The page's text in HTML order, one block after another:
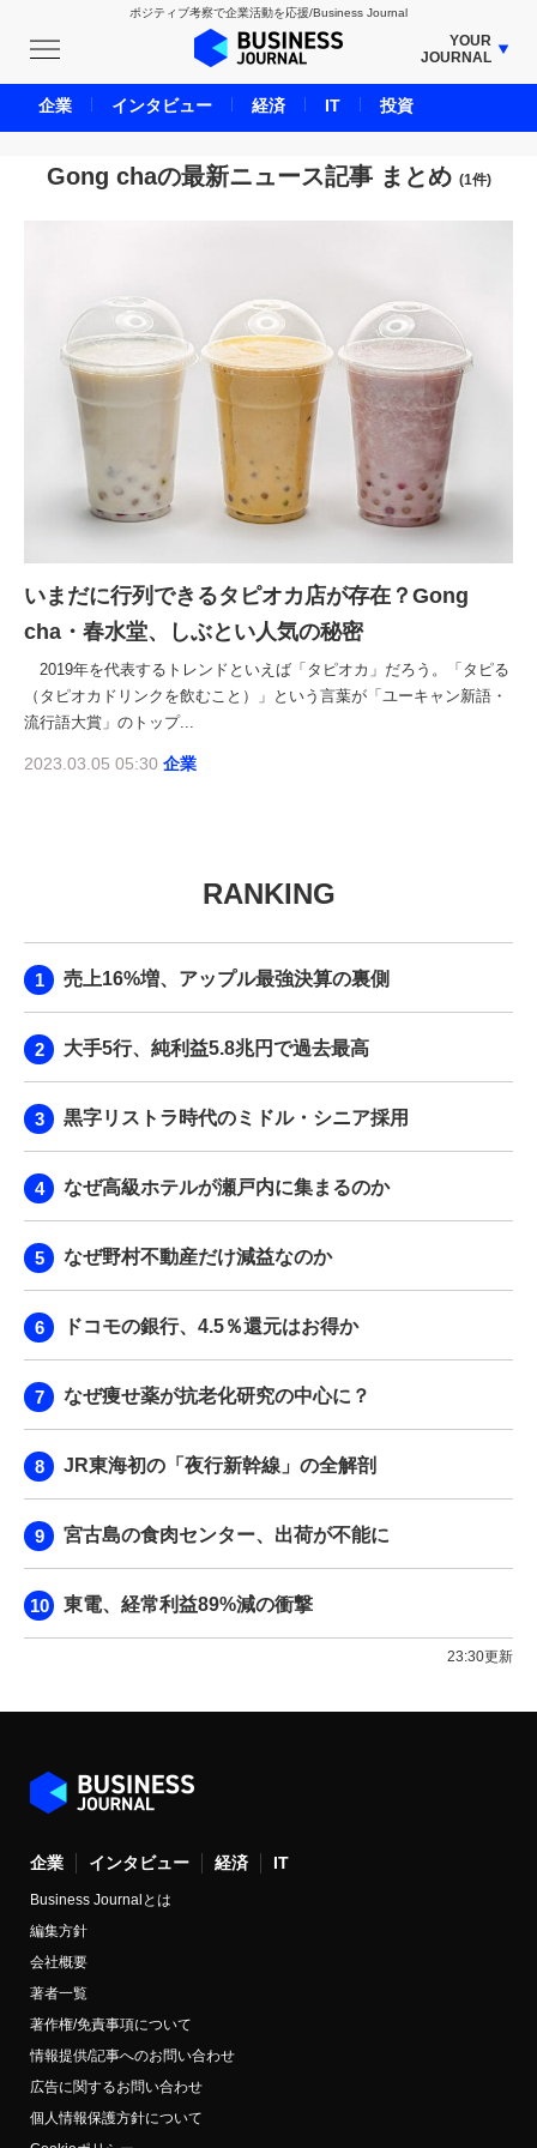
ポジティブ考察で企業活動を応援/Business Journal
YOUR
JOURNAL
BUSINESS JOURNAL
UNICORN JOURNAL
CARBON CREDITS JOURNAL
LIFE ENDING JOURNAL
AI JOURNAL
REAL ESTATE BROKERAGE JOURNAL
SMART MARKETING JOURNAL
BPaaS JOURNAL
ADOPTABLE DOG JOURNAL
Gong chaの最新ニュース記事 まとめ (1件)
いまだに行列できるタピオカ店が存在？Gong
cha・春水堂、しぶとい人気の秘密
2019年を代表するトレンドといえば「タピオカ」だろう。「タピる
（タピオカドリンクを飲むこと）」という言葉が「ユーキャン新語・
流行語大賞」のトップ...
2023.03.05 05:30 企業
RANKING
売上16%増、アップル最強決算の裏側
大手5行、純利益5.8兆円で過去最高
黒字リストラ時代のミドル・シニア採用
なぜ高級ホテルが瀬戸内に集まるのか
なぜ野村不動産だけ減益なのか
ドコモの銀行、4.5％還元はお得か
なぜ痩せ薬が抗老化研究の中心に？
JR東海初の「夜行新幹線」の全解剖
宮古島の食肉センター、出荷が不能に
東電、経常利益89%減の衝撃
23:30更新
企業 インタビュー 経済 IT
Business Journalとは
編集方針
会社概要
著者一覧
著作権/免責事項について
情報提供/記事へのお問い合わせ
広告に関するお問い合わせ
個人情報保護方針について
企業 インタビュー 経済 IT 投資